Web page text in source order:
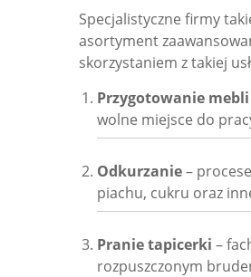
Specjalistyczne firmy
asortyment
skorzystaniem z takiej
Przygotowanie mebli
wolne miejsce do
Odkurzanie–
piachu, cukru oraz
Pranie tapicerki –
rozpuszczonym